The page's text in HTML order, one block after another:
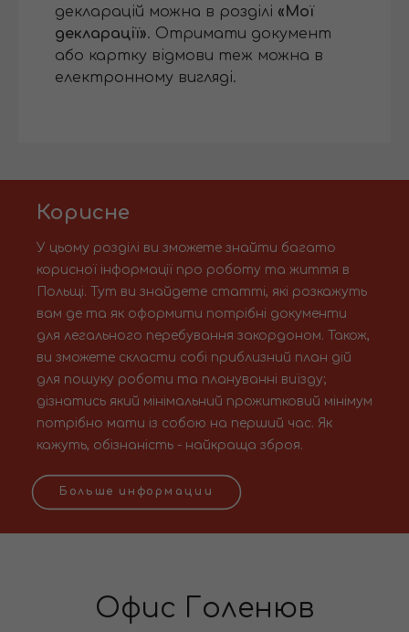
декларацій можна в розділі «Мої
декларації». Отримати документ
або картку відмови теж можна в
електронному вигляді.
Корисне
У цьому розділі ви зможете знайти багато
корисної інформації про роботу та життя в
Польщі. Тут ви знайдете статті, які розкажуть
вам де та як оформити потрібні документи
для легального перебування закордоном. Також,
ви зможете скласти собі приблизний план дій
для пошуку роботи та плануванні виїзду;
дізнатись який мінімальний прожитковий мінімум
потрібно мати із собою на перший час. Як
кажуть, обізнаність - найкраща зброя.
Больше информации
Офис Голенюв